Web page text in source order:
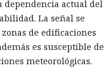
dependencia actual del
La señal se
de edificaciones
es susceptible de
meteorológicas.